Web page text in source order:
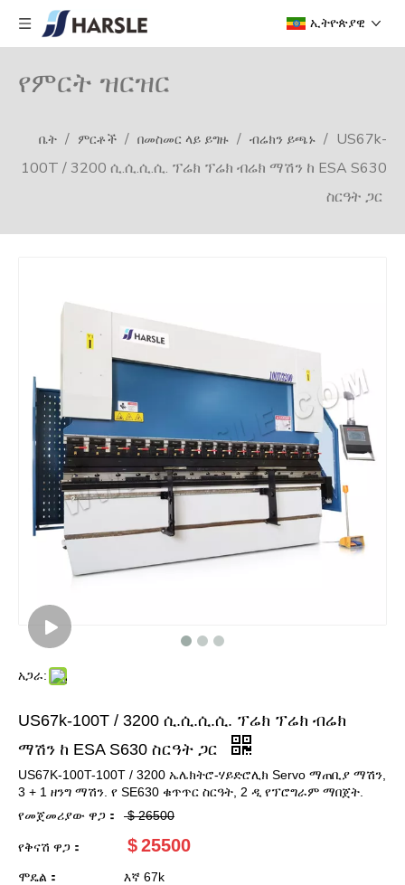
ኢትዮጵያዊ
የምርት ዝርዝር
ቤት / ምርቶች / በመስመር ላይ ይግዙ / ብሬክን ይጫኑ / US67k-
100T / 3200 ሲ.ሲ.ሲ.ሲ. ፕሬክ ፕሬክ ብሬክ ማሽን ከ ESA S630
ስርዓት ጋር
አጋራ:
US67k-100T / 3200 ሲ.ሲ.ሲ.ሲ. ፕሬክ ፕሬክ ብሬክ
ማሽን ከ ESA S630 ስርዓት ጋር
US67K-100T-100T / 3200 ኤሌክትሮ-ሃይድሮሊክ Servo ማጠቢያ ማሽን,
3 + 1 ዘንግ ማሽን. የ SE630 ቁጥጥር ስርዓት, 2 ዲ የፕሮግራም ማበጀት.
የመጀመሪያው ዋጋ：
$ 26500
የቅናሽ ዋጋ： $25500
ሞዴል：
እኛ 67k